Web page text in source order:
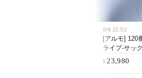
8/6 22:52
[アルモ] 120
ライプ-サッ
23,980